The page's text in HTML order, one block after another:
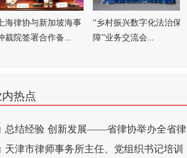
海律协与新加坡海事
裁院签署合作备...
“乡村振兴数字化法治保
障”业务交流会...
内热点
总结经验 创新发展——省律协举办全省律
天津市律师事务所主任、党组织书记培训